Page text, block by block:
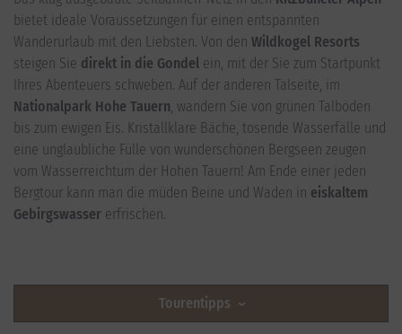
bietet ideale Voraussetzungen für einen entspannten
Wanderurlaub mit den Liebsten. Von den Wildkogel Resorts
steigen Sie direkt in die Gondel ein, mit der Sie zum Startpunkt
Ihres Abenteuers schweben. Auf der anderen Talseite, im
Nationalpark Hohe Tauern, wandern Sie von grünen Talböden
bis zum ewigen Eis. Kristallklare Bäche, tosende Wasserfälle und
eine unglaubliche Fülle von wunderschönen Bergseen zeugen
vom Wasserreichtum der Hohen Tauern! Am Ende einer jeden
Bergtour kann man die müden Beine und Waden in eiskaltem
Gebirgswasser erfrischen.
Tourentipps